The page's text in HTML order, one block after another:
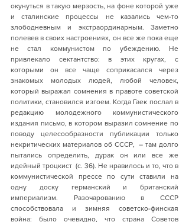
окунуться в такую мерзость, на фоне которой уже
и сталинские процессы не казались чем-то
злободневным и экстраординарным. Заметно
полевев в своих настроениях, он все же пока еще
не стал коммунистом по убеждению. Не
привлекало сектантство: в этих кругах, с
которыми он все чаще соприкасался через
знакомых молодых людей, любой человек,
который выражал сомнения в правоте советской
политики, становился изгоем. Когда Гаек послал в
редакцию молодежного коммунистического
издания письмо, в котором выразил сомнение по
поводу целесообразности публикации только
некритических материалов об СССР,  – там долго
пытались определить, дурак он или все же
идейный троцкист  (с. 36). Не нравилось и то, что в
коммунистической прессе по сути ставили на
одну доску германский и британский
империализм. Разочарованию в СССР
способствовала и зимняя советско-финская
война: было очевидно, что страна Советов